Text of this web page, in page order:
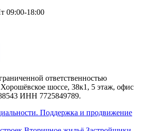
09:00-18:00
ответственностью
шоссе, 38к1, 5 этаж, офис
ИНН 7725849789.
Поддержка и продвижение